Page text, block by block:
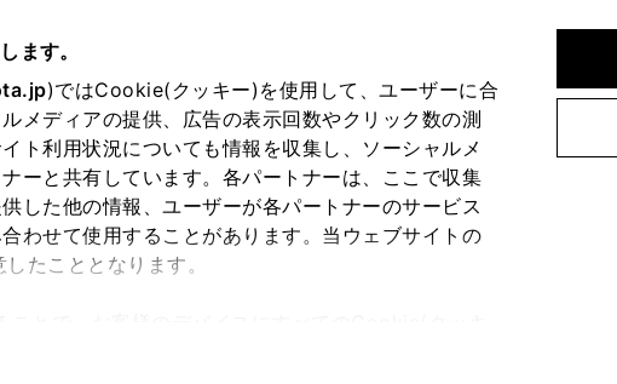
ます。
)ではCookie(クッキー)を使用して、ユーザーに合
メディアの提供、広告の表示回数やクリック数の測
ト利用状況についても情報を収集し、ソーシャルメ
ーと共有しています。各パートナーは、ここで収集
した他の情報、ユーザーが各パートナーのサービス
わせて使用することがあります。当ウェブサイトの
たこととなります。
した。
お選びください。
釧路 札幌
入 お気に入り